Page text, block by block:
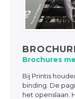
Brochures
Bij Printis
binding. De
het openslaan.